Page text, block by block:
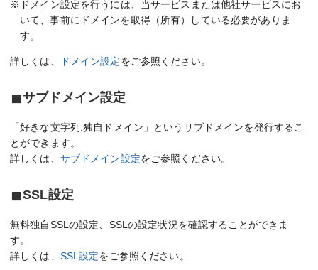
※ドメイン設定を行うには、当サービスまたは他社サービスにお
いて、事前にドメインを取得（所有）している必要がありま
す。
詳しくは、 ドメイン設定をご参照ください。
サブドメイン設定
「好きな文字列.独自ドメイン」というサブドメインを発行するこ
とができます。
詳しくは、 サブドメイン設定をご参照ください。
SSL設定
無料独自SSLの設定、SSLの設定状況を確認することができま
す。
詳しくは、 SSL設定をご参照ください。